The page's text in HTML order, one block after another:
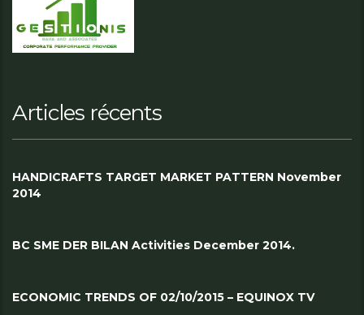
Articles récents
HANDICRAFTS TARGET MARKET PATTERN November
2014
BC SME DER BILAN Activities December 2014.
ECONOMIC TRENDS OF 02/10/2015 – EQUINOX TV